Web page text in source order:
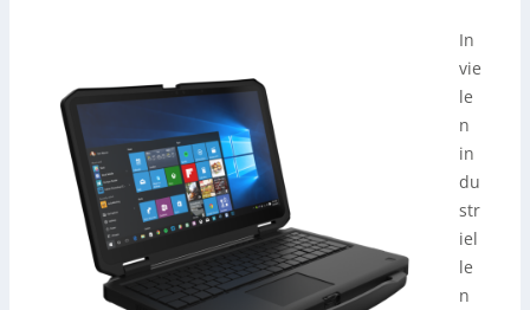
In
vie
le
n
in
du
str
iel
le
n